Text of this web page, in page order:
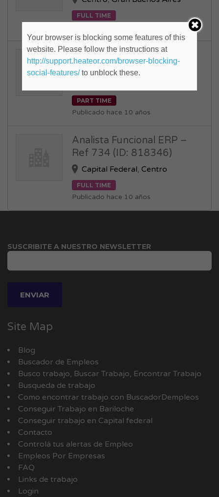
FULL TIME
Administrativas (ID:
820841)
PART TIME
Publicado hace 10 años
Analista Funcional ERP –
Ref 734 (ID: 818346)
Capital Federal,Centro
FULL TIME
Publicado hace 10 años
SUSCRIBITE A NUESTRO NEWSLETTER
Site Map
Blog
Buscador de Empleos
Busco trabajo, Buscar Trabajo, Encontrar Trabajo
Busqueda de trabajo
Como encontrar trabajo con BuscadorDempleos
Conseguir Trabajo en Bariloche
Conseguir trabajo en Capital federal
Contacto
Controlá tus alertas de Empleo
Empleos Por Empresas
FAQ
Links de trabajo
Login
Your browser is blocking some features of this
website. Please follow the instructions at
http://support.heateor.com/browser-blocking-
social-features/to unblock these.